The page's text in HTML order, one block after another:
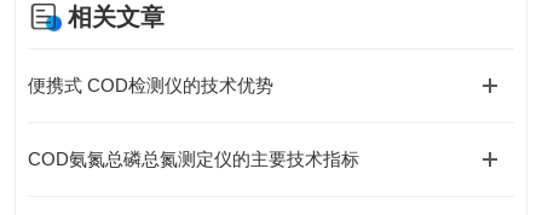
相关文章
便携式 COD检测仪的技术优势
COD氨氮总磷总氮测定仪的主要技术指标